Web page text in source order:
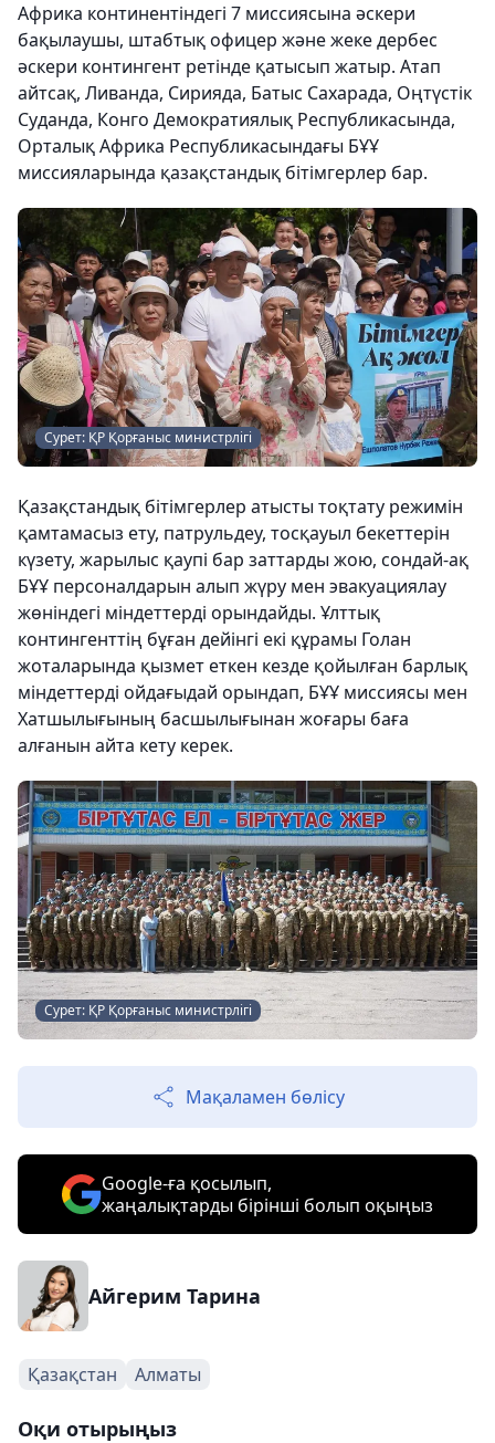
Африка континентіндегі 7 миссиясына әскери
бақылаушы, штабтық офицер және жеке дербес
әскери контингент ретінде қатысып жатыр. Атап
айтсақ, Ливанда, Сирияда, Батыс Сахарада, Оңтүстік
Суданда, Конго Демократиялық Республикасында,
Орталық Африка Республикасындағы БҰҰ
миссияларында қазақстандық бітімгерлер бар.
Сурет: ҚР Қорғаныс министрлігі
Қазақстандық бітімгерлер атысты тоқтату режимін
қамтамасыз ету, патрульдеу, тосқауыл бекеттерін
күзету, жарылыс қаупі бар заттарды жою, сондай-ақ
БҰҰ персоналдарын алып жүру мен эвакуациялау
жөніндегі міндеттерді орындайды. Ұлттық
контингенттің бұған дейінгі екі құрамы Голан
жоталарында қызмет еткен кезде қойылған барлық
міндеттерді ойдағыдай орындап, БҰҰ миссиясы мен
Хатшылығының басшылығынан жоғары баға
алғанын айта кету керек.
Сурет: ҚР Қорғаныс министрлігі
Мақаламен бөлісу
Google-ға қосылып,
жаңалықтарды бірінші болып оқыңыз
Айгерим Тарина
Қазақстан Алматы
Оқи отырыңыз